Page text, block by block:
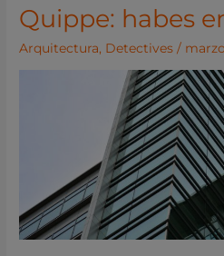
Quippe: habes
Arquitectura, Detectives /
Quippe:
habes
enim